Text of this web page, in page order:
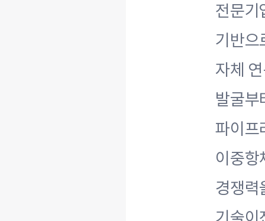
전문
기반으
자체
발굴부
파이프
이중항
경쟁력